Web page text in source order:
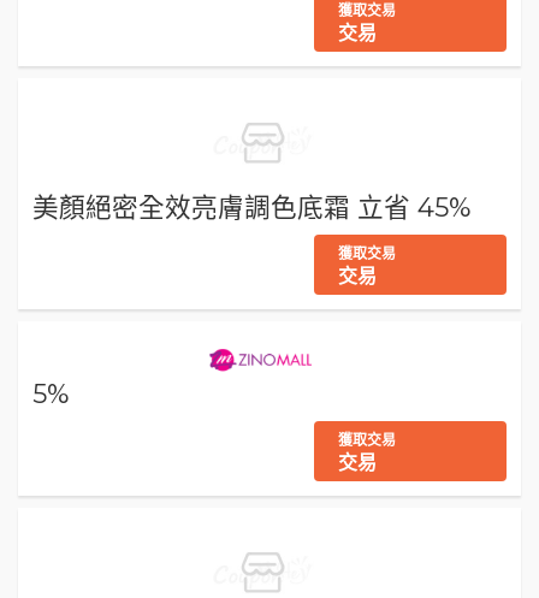
獲取交易
交易
美顏絕密全效亮膚調色底霜 立省 45%
獲取交易
交易
5%
獲取交易
交易